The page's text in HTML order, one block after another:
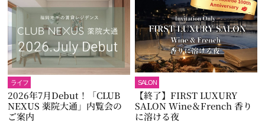
ライフ
2026年7月Debut！「CLUB
NEXUS 薬院大通」内覧会の
ご案内
SALON
【終了】FIRST LUXURY
SALON Wine＆French 香り
に溶ける夜